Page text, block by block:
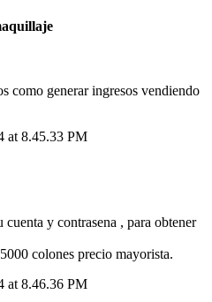
como generar ingresos vendiendo
y contrasena , para obtener
colones precio mayorista.